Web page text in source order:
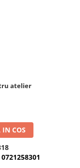
atelier
COS
0721258301